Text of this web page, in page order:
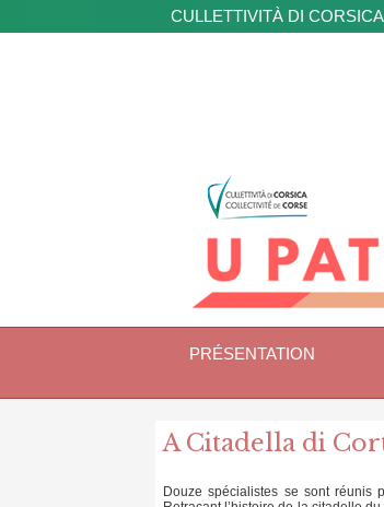
CULLETTIVITÀ DI
PRÉSENTATION
A Citadella di
Douze spécialistes se sont réunis